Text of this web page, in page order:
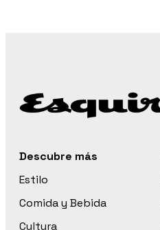
Descubre más
Estilo
Comida y Bebida
Cultura